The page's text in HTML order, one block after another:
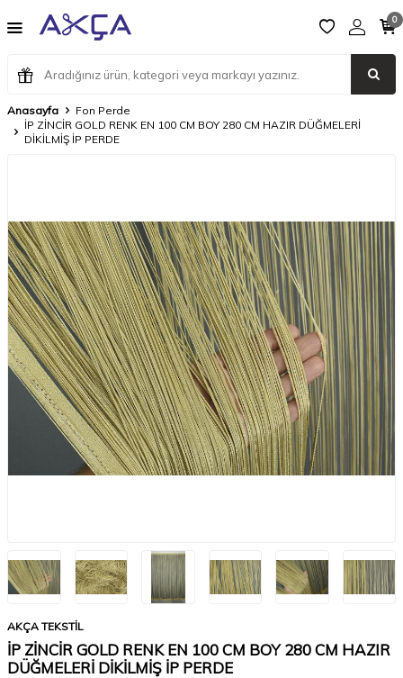
0
Anasayfa
Fon Perde
İP ZİNCİR GOLD RENK EN 100 CM BOY 280 CM HAZIR DÜĞMELERİ
DİKİLMİŞ İP PERDE
AKÇA TEKSTİL
İP ZİNCİR GOLD RENK EN 100 CM BOY 280 CM HAZIR
DÜĞMELERİ DİKİLMİŞ İP PERDE